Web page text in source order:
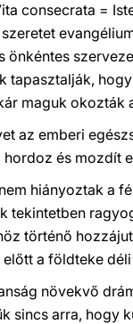
consecrata =
önkéntes
tapasztalják,
maguk okozták
az emberi
és mozdít
hiányoztak a
tekintetben
történő
a földteke
növekvő
sincs arra, hogy